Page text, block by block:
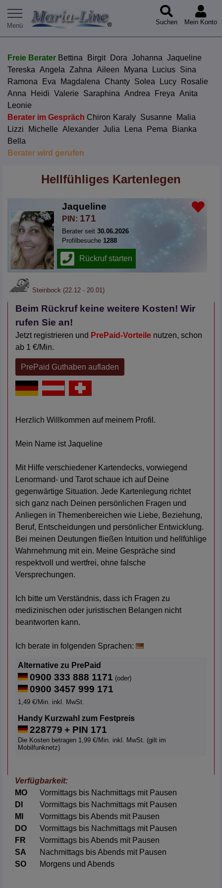
Suchen Mein Konto
Freie Berater Bettina Birgit Dora Johanna Jaqueline
Tereska Angela Zahna Aileen Myana Lucius Sina
Ramona
Eva Magdalena Chanty Solea Lucy
Rosalie
Anna
Heidi Valerie Saraphina Andrea Freya Anita
Leonie
Berater im Gespräch Chiron Karaly Susanne
Malia
Lizzi
Michelle Alexander Julia Lena Pema
Bianka
Bella
Berater wird gerufen
Hellfühliges Kartenlegen
Jaqueline
PIN: 171
Berater seit 30.06.2026
Profilbesuche 1288
Steinbock (22.12 - 20.01)
Beim Rückruf keine weitere Kosten! Wir
rufen Sie an!
Jetzt registrieren und PrePaid-Vorteile nutzen, schon
ab 1 €/Min.
PrePaid Guthaben aufladen
Herzlich Willkommen auf meinem Profil.
Mein Name ist Jaqueline
Mit Hilfe verschiedener Kartendecks, vorwiegend
Lenormand- und Tarot schaue ich auf Deine
gegenwärtige Situation. Jede Kartenlegung richtet
sich ganz nach Deinen persönlichen Fragen und
Anliegen in Themenbereichen wie Liebe, Beziehung,
Beruf, Entscheidungen und persönlicher Entwicklung.
Bei meinen Deutungen fließen Intuition und hellfühlige
Wahrnehmung mit ein. Meine Gespräche sind
respektvoll und wertfrei, ohne falsche
Versprechungen.
Ich bitte um Verständnis, dass ich Fragen zu
medizinischen oder juristischen Belangen nicht
beantworten kann.
Ich berate in folgenden Sprachen:
Alternative zu PrePaid
0900 333 888 1171 (oder)
0900 3457 999 171
1,49 €/Min. inkl. MwSt.
Handy Kurzwahl zum Festpreis
228779 + PIN 171
Die Kosten betragen 1,99 €/Min. inkl. MwSt. (gilt im
Mobilfunknetz)
Verfügbarkeit:
MO
Vormittags bis Nachmittags mit Pausen
DI
Vormittags bis Nachmittags mit Pausen
MI
Vormittags bis Abends mit Pausen
DO
Vormittags bis Nachmittags mit Pausen
FR
Vormittags bis Abends mit Pausen
SA
Nachmittags bis Abends mit Pausen
SO
Morgens und Abends